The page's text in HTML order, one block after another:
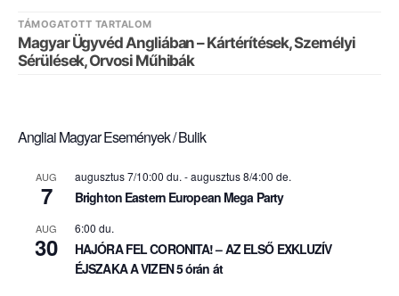
TÁMOGATOTT TARTALOM
Magyar Ügyvéd Angliában – Kártérítések, Személyi
Sérülések, Orvosi Műhibák
Angliai Magyar Események / Bulik
AUG
7
augusztus 7/10:00 du. -augusztus 8/4:00 de.
Brighton Eastern European Mega Party
AUG
30
6:00 du.
HAJÓRA FEL CORONITA! – AZ ELSŐ EXKLUZÍV
ÉJSZAKA A VIZEN 5 órán át